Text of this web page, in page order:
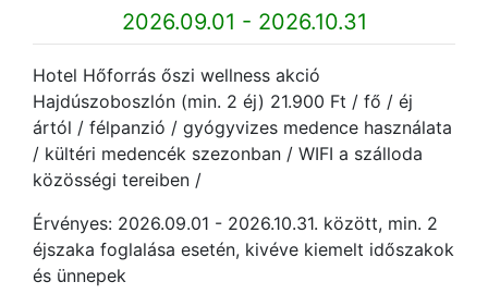
2026.09.01 - 2026.10.31
Hotel Hőforrás őszi wellness akció
Hajdúszoboszlón (min. 2 éj) 21.900 Ft / fő / éj
ártól / félpanzió / gyógyvizes medence használata
/ kültéri medencék szezonban / WIFI a szálloda
közösségi tereiben /
Érvényes: 2026.09.01 - 2026.10.31. között, min. 2
éjszaka foglalása esetén, kivéve kiemelt időszakok
és ünnepek